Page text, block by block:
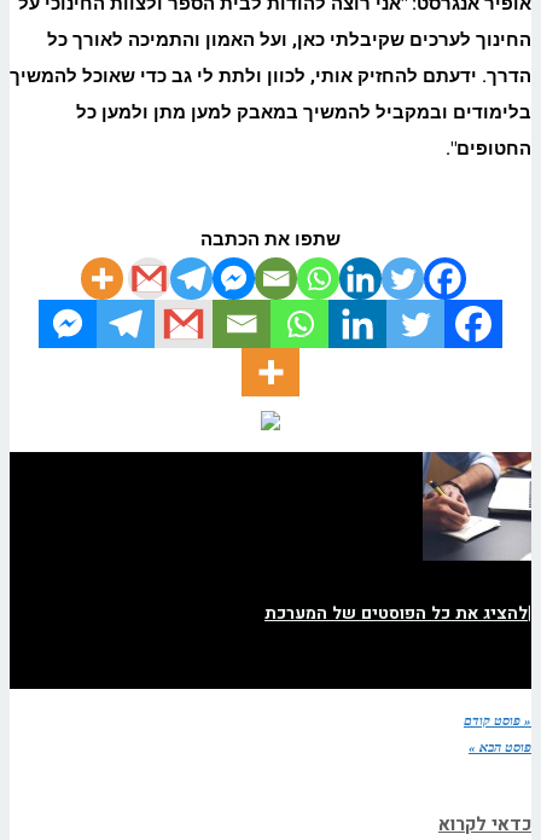
החינוך לערכים שקיבלתי כאן, ועל האמון והתמיכה לאורך כל
הדרך. ידעתם להחזיק אותי, לכוון ולתת לי גב כדי שאוכל להמשיך
בלימודים ובמקביל להמשיך במאבק למען מתן ולמען כל
החטופים".
שתפו את הכתבה
|להציג את כל הפוסטים של המערכת
« פוסט קודם
פוסט הבא »
כדאי לקרוא